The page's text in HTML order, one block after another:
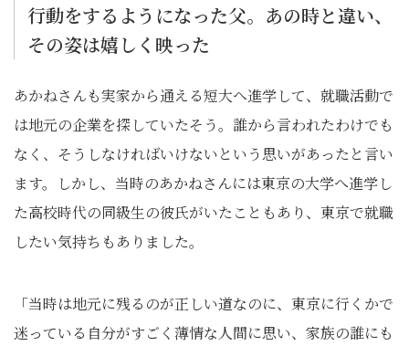
行動をするようになった父。あの時と違い、
その姿は嬉しく映った
あかねさんも実家から通える短大へ進学して、就職活動で
は地元の企業を探していたそう。誰から言われたわけでも
なく、そうしなければいけないという思いがあったと言い
ます。しかし、当時のあかねさんには東京の大学へ進学し
た高校時代の同級生の彼氏がいたこともあり、東京で就職
したい気持ちもありました。
「当時は地元に残るのが正しい道なのに、東京に行くかで
迷っている自分がすごく薄情な人間に思い、家族の誰にも